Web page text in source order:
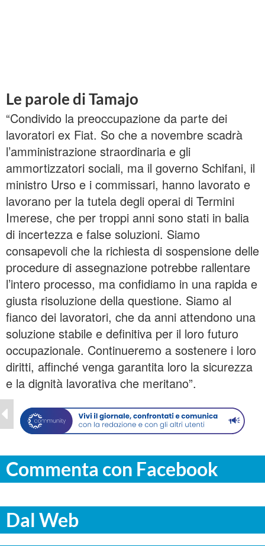
Le parole di Tamajo
“Condivido la preoccupazione da parte dei
lavoratori ex Fiat. So che a novembre scadrà
l’amministrazione straordinaria e gli
ammortizzatori sociali, ma il governo Schifani, il
ministro Urso e i commissari, hanno lavorato e
lavorano per la tutela degli operai di Termini
Imerese, che per troppi anni sono stati in balia
di incertezza e false soluzioni. Siamo
consapevoli che la richiesta di sospensione delle
procedure di assegnazione potrebbe rallentare
l’intero processo, ma confidiamo in una rapida e
giusta risoluzione della questione. Siamo al
fianco dei lavoratori, che da anni attendono una
soluzione stabile e definitiva per il loro futuro
occupazionale. Continueremo a sostenere i loro
diritti, affinché venga garantita loro la sicurezza
e la dignità lavorativa che meritano”.
Commenta con Facebook
Dal Web